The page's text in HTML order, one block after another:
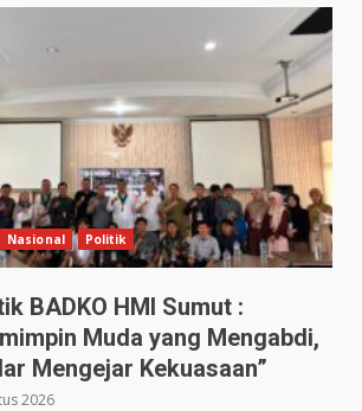
Nasional Politik
BADKO HMI Sumut :
Muda yang Mengabdi,
Mengejar Kekuasaan”
2026